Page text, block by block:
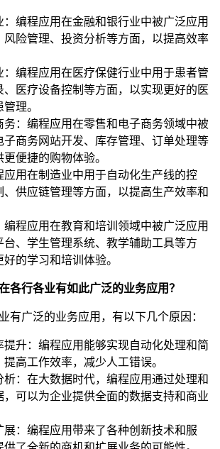
：编程应用在金融和银行业中被广泛应用
风险管理、投资分析等方面，以提高效率
：编程应用在医疗保健行业中用于患者管
、医疗设备控制等方面，以实现更好的医
理。
务：编程应用在零售和电子商务领域中被
子商务网站开发、库存管理、订单处理等
便捷的购物体验。
应用在制造业中用于自动化生产线的控
、供应链管理等方面，以提高生产效率和
编程应用在教育和培训领域中被广泛应用
台、学生管理系统、教学辅助工具等方
的学习和培训体验。
各行各业有如此广泛的业务应用？
有广泛的业务应用，有以下几个原因：
提升：编程应用能够实现自动化处理和简
高工作效率，减少人工错误。
析：在大数据时代，编程应用通过处理和
，可以为企业提供全面的数据支持和商业
展：编程应用带来了各种创新技术和服